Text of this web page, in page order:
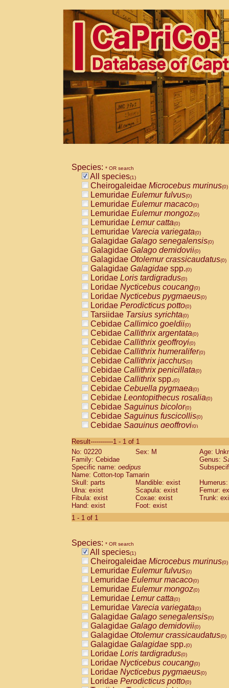
Species: * OR search
All species(1)
Cheirogaleidae Microcebus murinus(0)
Lemuridae Eulemur fulvus(0)
Lemuridae Eulemur macaco(0)
Lemuridae Eulemur mongoz(0)
Lemuridae Lemur catta(0)
Lemuridae Varecia variegata(0)
Galagidae Galago senegalensis(0)
Galagidae Galago demidovii(0)
Galagidae Otolemur crassicaudatus(0)
Galagidae Galagidae spp.(0)
Loridae Loris tardigradus(0)
Loridae Nycticebus coucang(0)
Loridae Nycticebus pygmaeus(0)
Loridae Perodicticus potto(0)
Tarsiidae Tarsius syrichta(0)
Cebidae Callimico goeldii(0)
Cebidae Callithrix argentata(0)
Cebidae Callithrix geoffroyi(0)
Cebidae Callithrix humeralifer(0)
Cebidae Callithrix jacchus(0)
Cebidae Callithrix penicillata(0)
Cebidae Callithrixspp.(0)
Cebidae Cebuella pygmaea(0)
Cebidae Leontopithecus rosalia(0)
Cebidae Saguinus bicolor(0)
Cebidae Saguinus fuscicollis(0)
Cebidae Saguinus geoffroyi(0)
CebidaeSaguinus labiatus(0)
Cebidae Saguinus leucopus (0)
Cebidae
CebidaeSaguinus mystax
Cebidae Saguinus nigricollis (0)
Cebidae Saguinus oedipus
Cebidae Saguinus weddelli
Cebidae Saguinusspp.
Cebidae
CebidaeCebus capucinus
CebidaeCebus nigrivittatus
CebidaeCebus spp.(0)
CebidaeSaimiri boliviensis(0)
CebidaeSaimiri sciureus(0)
AtelidaeAlouatta caraya(0)
AtelidaeAlouatta fusca(0)
AtelidaeAlouatta seniculus(0)
AtelidaeAlouattaspp.(0)
AtelidaeAteles belzebuth(0)
AtelidaeAteles geoffroyi(0)
AtelidaeAteles paniscus(0)
AtelidaeAtelesspp.(0)
AtelidaeLagothrix lagothricha(0)
AtelidaeLagothrix lagothricha cana
PitheciidaeCacajao calvus
Result-----------1 - 1 of 1
No: 02220
Sex: M
Age:
Family: Cebidae
Genus:
Specific name: oedipus
Name: Cotton-top Tamarin
Skull: parts
Mandible: exist
Ulna: exist
Scapula: exist
Femur:
Fibula: exist
Coxae: exist
Trunk:
Hand: exist
Foot: exist
1 - 1 of 1
Species: * OR search
All species(1)
Cheirogaleidae Microcebus murinus(0)
Lemuridae Eulemur fulvus(0)
Lemuridae Eulemur macaco(0)
Lemuridae Eulemur mongoz(0)
Lemuridae Lemur catta(0)
Lemuridae Varecia variegata(0)
Galagidae Galago senegalensis(0)
Galagidae Galago demidovii(0)
Galagidae Otolemur crassicaudatus(0)
Galagidae Galagidae spp.(0)
Loridae Loris tardigradus(0)
Loridae Nycticebus coucang(0)
Loridae Nycticebus pygmaeus(0)
Loridae Perodicticus potto(0)